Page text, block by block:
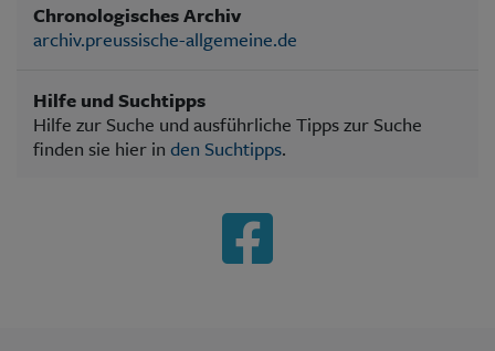
Chronologisches Archiv
archiv.preussische-allgemeine.de
Hilfe und Suchtipps
Hilfe zur Suche und ausführliche Tipps zur Suche
finden sie hier in den Suchtipps.